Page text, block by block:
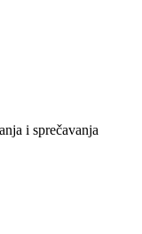
i sprečavanja